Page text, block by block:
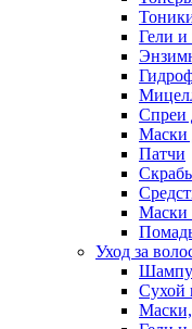
Гели
Спреи
Маски
Патчи
Маски
Уход за
Сухой
Маски,